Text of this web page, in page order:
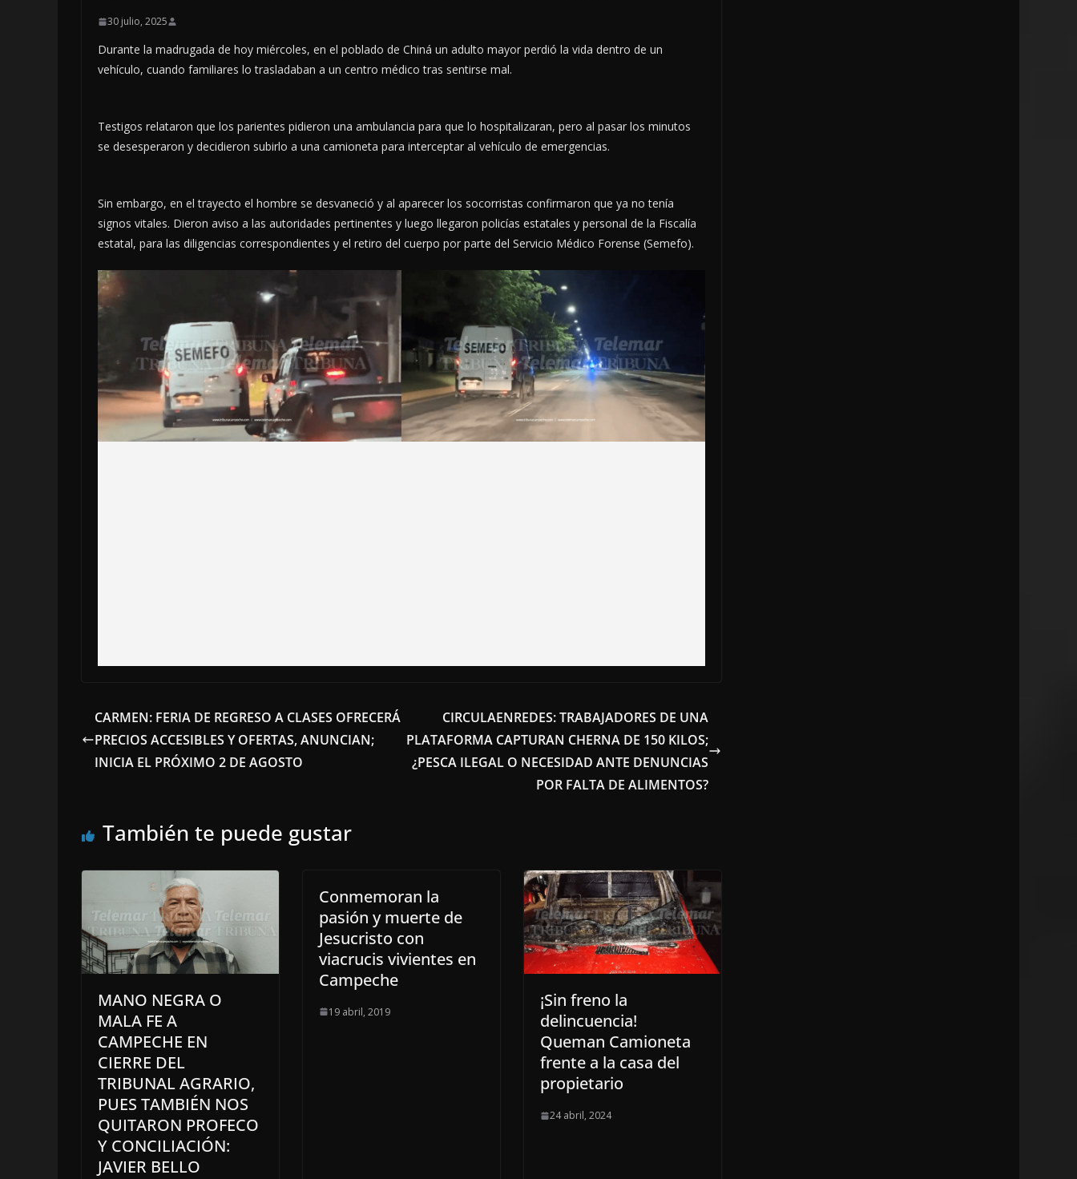
30 julio, 2025
Durante la madrugada de hoy miércoles, en el poblado de Chiná un adulto mayor perdió la vida dentro de un
vehículo, cuando familiares lo trasladaban a un centro médico tras sentirse mal.
Testigos relataron que los parientes pidieron una ambulancia para que lo hospitalizaran, pero al pasar los minutos
se desesperaron y decidieron subirlo a una camioneta para interceptar al vehículo de emergencias.
Sin embargo, en el trayecto el hombre se desvaneció y al aparecer los socorristas confirmaron que ya no tenía
signos vitales. Dieron aviso a las autoridades pertinentes y luego llegaron policías estatales y personal de la Fiscalía
estatal, para las diligencias correspondientes y el retiro del cuerpo por parte del Servicio Médico Forense (Semefo).
CARMEN: FERIA DE REGRESO A CLASES OFRECERÁ
PRECIOS ACCESIBLES Y OFERTAS, ANUNCIAN;
INICIA EL PRÓXIMO 2 DE AGOSTO
CIRCULAENREDES: TRABAJADORES DE UNA
PLATAFORMA CAPTURAN CHERNA DE 150 KILOS;
¿PESCA ILEGAL O NECESIDAD ANTE DENUNCIAS
POR FALTA DE ALIMENTOS?
También te puede gustar
MANO NEGRA O
MALA FE A
CAMPECHE EN
CIERRE DEL
TRIBUNAL AGRARIO,
PUES TAMBIÉN NOS
QUITARON PROFECO
Y CONCILIACIÓN:
JAVIER BELLO
Conmemoran la
pasión y muerte de
Jesucristo con
viacrucis vivientes en
Campeche
19 abril, 2019
¡Sin freno la
delincuencia!
Queman Camioneta
frente a la casa del
propietario
24 abril, 2024